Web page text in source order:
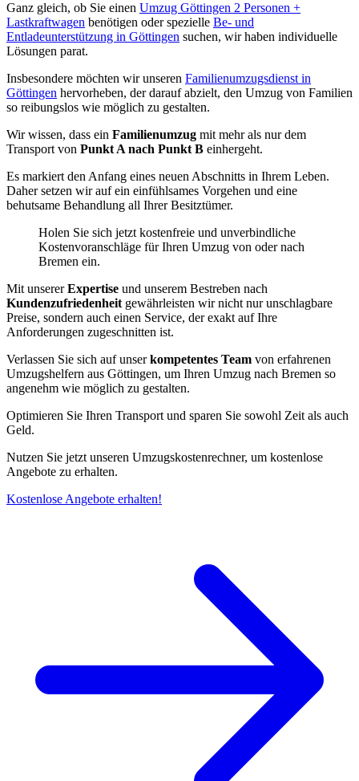
Ganz gleich, ob Sie einen Umzug Göttingen 2 Personen +
Lastkraftwagen benötigen oder spezielle Be- und
Entladeunterstützung in Göttingen suchen, wir haben individuelle
Lösungen parat.
Insbesondere möchten wir unseren Familienumzugsdienst in
Göttingen hervorheben, der darauf abzielt, den Umzug von Familien
so reibungslos wie möglich zu gestalten.
Wir wissen, dass ein Familienumzug mit mehr als nur dem
Transport von Punkt A nach Punkt B einhergeht.
Es markiert den Anfang eines neuen Abschnitts in Ihrem Leben.
Daher setzen wir auf ein einfühlsames Vorgehen und eine
behutsame Behandlung all Ihrer Besitztümer.
Holen Sie sich jetzt kostenfreie und unverbindliche
Kostenvoranschläge für Ihren Umzug von oder nach
Bremen ein.
Mit unsererExpertise und unserem Bestreben nach
Kundenzufriedenheit gewährleisten wir nicht nur unschlagbare
Preise, sondern auch einen Service, der exakt auf Ihre
Anforderungen zugeschnitten ist.
Verlassen Sie sich auf unserkompetentes Team von erfahrenen
Umzugshelfern aus Göttingen, um Ihren Umzug nach Bremen so
angenehm wie möglich zu gestalten.
Optimieren Sie Ihren Transport und sparen Sie sowohl Zeit als auch
Geld.
Nutzen Sie jetzt unseren Umzugskostenrechner, um kostenlose
Angebote zu erhalten.
Kostenlose Angebote erhalten!